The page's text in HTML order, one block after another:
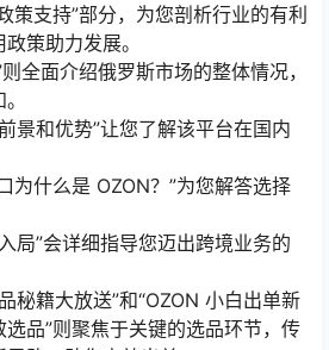
策支持”部分，为您剖析行业的有利
策助力发展。
全面介绍俄罗斯市场的整体情况，
景和优势”让您了解该平台在国内
为什么是 OZON？”为您解答选择
局”会详细指导您迈出跨境业务的
秘籍大放送”和“OZON 小白出单新
品”则聚焦于关键的选品环节，传